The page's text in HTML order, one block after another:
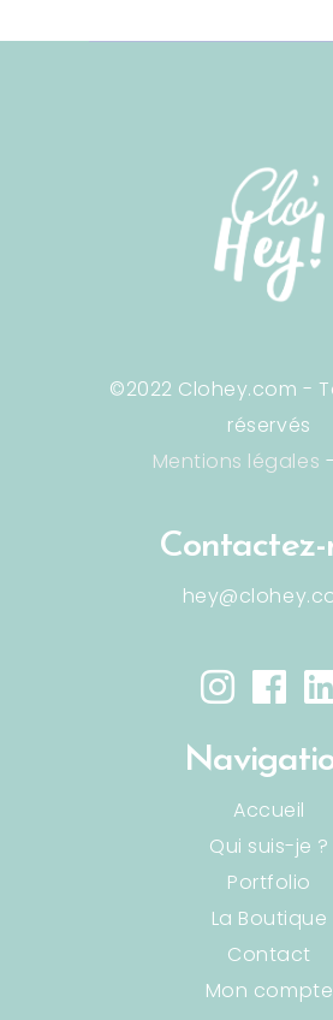
©2022 Clohey.com -
réservés
Mentions légales -
Contactez-
Accueil
Qui suis-je ?
Portfolio
La Boutique
Contact
Mon compte